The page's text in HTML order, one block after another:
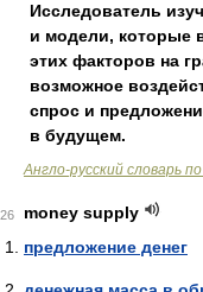
Исследователь
и модели, которые
этих факторов на
возможное
спрос и
в будущем.
Англо-русский словарь
money supply
предложение денег